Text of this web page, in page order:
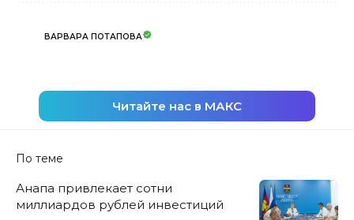
ВАРВАРА ПОТАПОВА
Читайте нас в МАКС
По теме
Анапа привлекает сотни
миллиардов рублей инвестиций